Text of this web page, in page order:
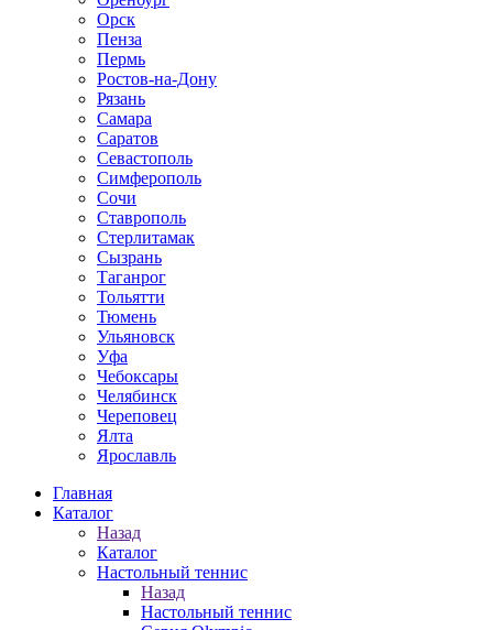
Орск
Пенза
Пермь
Ростов-на-Дону
Рязань
Самара
Саратов
Севастополь
Симферополь
Сочи
Ставрополь
Стерлитамак
Сызрань
Таганрог
Тольятти
Тюмень
Ульяновск
Уфа
Чебоксары
Челябинск
Череповец
Ялта
Ярославль
Главная
Каталог
Назад
Каталог
Настольный теннис
Назад
Настольный теннис